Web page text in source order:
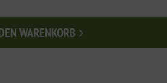
WARENKORB
In den Warenkorb